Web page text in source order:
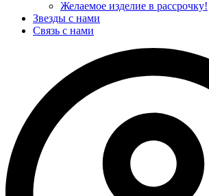
Желаемое изделие в рассрочку!
Звезды с нами
Связь с нами